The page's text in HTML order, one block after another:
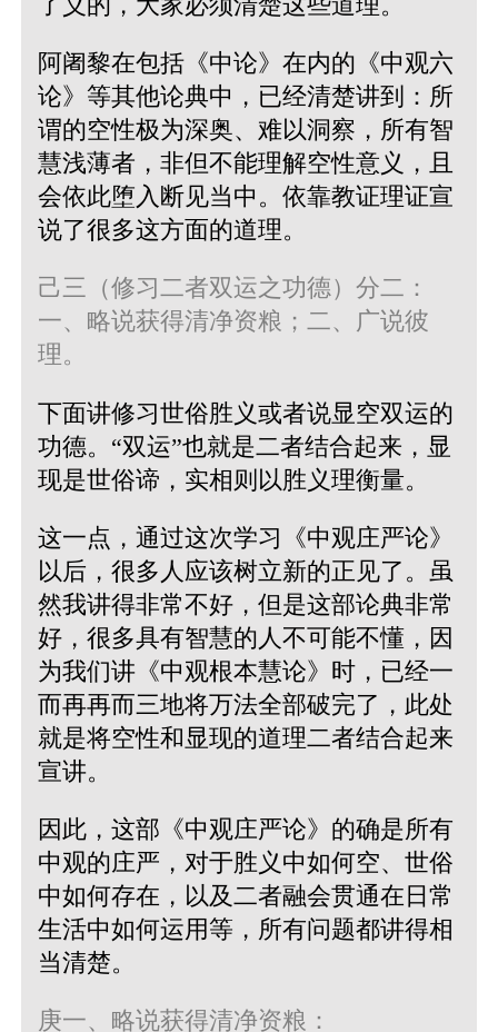
阿阇黎在包括《中论》在内的《中观六
论》等其他论典中，已经清楚讲到：所
谓的空性极为深奥、难以洞察，所有智
慧浅薄者，非但不能理解空性意义，且
会依此堕入断见当中。依靠教证理证宣
说了很多这方面的道理。
己三（修习二者双运之功德）分二：
一、略说获得清净资粮；二、广说彼
理。
下面讲修习世俗胜义或者说显空双运的
功德。“双运”也就是二者结合起来，显
现是世俗谛，实相则以胜义理衡量。
这一点，通过这次学习《中观庄严论》
以后，很多人应该树立新的正见了。虽
然我讲得非常不好，但是这部论典非常
好，很多具有智慧的人不可能不懂，因
为我们讲《中观根本慧论》时，已经一
而再再而三地将万法全部破完了，此处
就是将空性和显现的道理二者结合起来
宣讲。
因此，这部《中观庄严论》的确是所有
中观的庄严，对于胜义中如何空、世俗
中如何存在，以及二者融会贯通在日常
生活中如何运用等，所有问题都讲得相
当清楚。
庚一、略说获得清净资粮：